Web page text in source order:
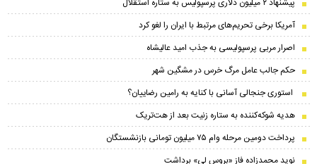
پیشنهاد ۲ میلیون دلاری پرسپولیس به ستاره استقلال
آمریکا برخی تحریم‌های مرتبط با ایران را لغو کرد
اصرار مربی پرسپولیسی به جذب امید عالیشاه
حکم جالب عامل مرگ خرس در مشگین‌ شهر
استوری جنجالی آسانی با کنایه به رامین رضاییان؟
هدیه شوکه‌کننده به ستاره زنیت بعد از هت‌تریک
پرداخت دومین مرحله وام ۷۵ میلیون تومانی بازنشستگان
نوید محمدزاده فاز «بروس لی» برداشت